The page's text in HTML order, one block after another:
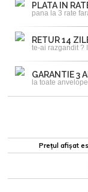
PLATA IN
pana la 3 rate
RETUR 14
te-ai razgandit ?
GARANTIE 3
la toate
Prețul afișat